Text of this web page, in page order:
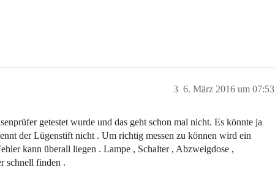
6. März 2016 um 07:53
3
getestet wurde und das geht schon mal nicht. Es könnte ja
der Lügenstift nicht . Um richtig messen zu können wird ein
kann überall liegen . Lampe , Schalter , Abzweigdose ,
schnell finden .